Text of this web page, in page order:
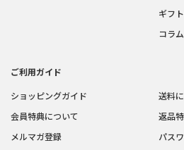
ギフ
コラム
ご利用ガイド
ショッピングガイド
会員特典について
メルマガ登録
送料
返品
パス